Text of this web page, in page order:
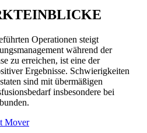
Operationen steigt
während der
zu erreichen, ist eine der
Ergebnisse. Schwierigkeiten
sind mit übermäßigen
insbesondere bei